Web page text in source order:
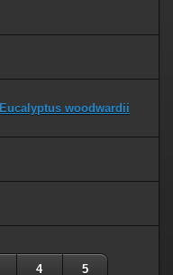
Eucalyptus woodwardii
4 5